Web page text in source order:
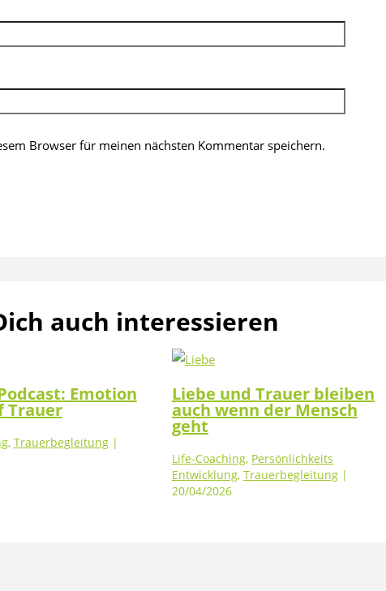
Browser für meinen nächsten Kommentar speichern.
auch interessieren
Emotion
, Trauerbegleitung|
Liebe und Trauer bleiben
auch wenn der Mensch
geht
Life-Coaching, Persönlichkeits
Entwicklung, Trauerbegleitung|
20/04/2026